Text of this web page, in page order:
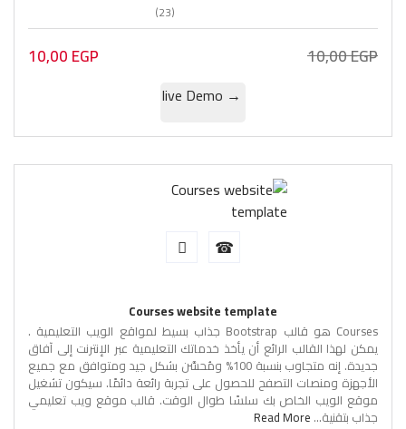
(23)
10,00EGP 10,00EGP
→ live Demo
Courses website template
Courses هو قالب Bootstrap جذاب بسيط لمواقع الويب التعليمية .
يمكن لهذا القالب الرائع أن يأخذ خدماتك التعليمية عبر الإنترنت إلى آفاق
جديدة. إنه متجاوب بنسبة 100% ومُحسَّن بشكل جيد ومتوافق مع جميع
الأجهزة ومنصات التصفح للحصول على تجربة رائعة دائمًا. سيكون تشغيل
موقع الويب الخاص بك سلسًا طوال الوقت. قالب موقع ويب تعليمي
جذاب بتقنية... Read More